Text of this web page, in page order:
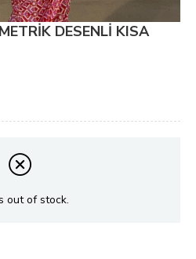
DESENLİ KISA
out of stock.